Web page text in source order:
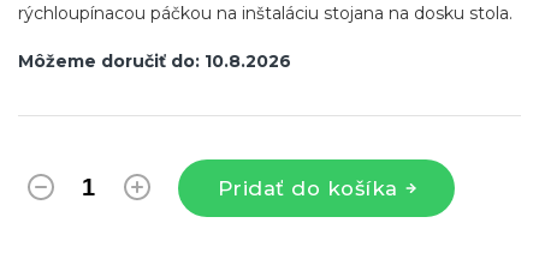
Môžeme doručiť do: 10.8.2026
Pridať do košíka
rýchloupínacou páčkou na inštaláciu stojana na dosku stola.